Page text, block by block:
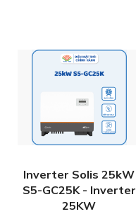
Inverter Solis 25kW
S5-GC25K - Inverter
25KW